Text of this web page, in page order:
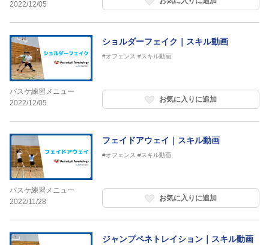
2022/12/05
バスケ練習メニュー
2022/12/05
ショルダーフェイク｜スキル動画
#オフェンス #スキル動画
お気に入りに追加
バスケ練習メニュー
2022/11/28
フェイドアウェイ｜スキル動画
#オフェンス #スキル動画
お気に入りに追加
ジャンプペネトレイション｜スキル動画